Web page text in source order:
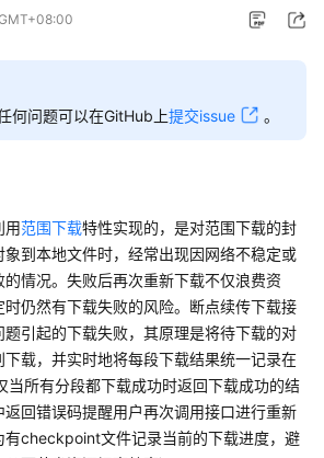
何问题可以在GitHub上提交issue 。
用范围下载特性实现的，是对范围下载的封
到本地文件时，经常出现因网络不稳定或
情况。失败后再次重新下载不仅浪费资
仍然有下载失败的风险。断点续传下载接
引起的下载失败，其原理是将待下载的对
载，并实时地将每段下载结果统一记录在
所有分段都下载成功时返回下载成功的结
回错误码提醒用户再次调用接口进行重新
有checkpoint文件记录当前的下载进度，避